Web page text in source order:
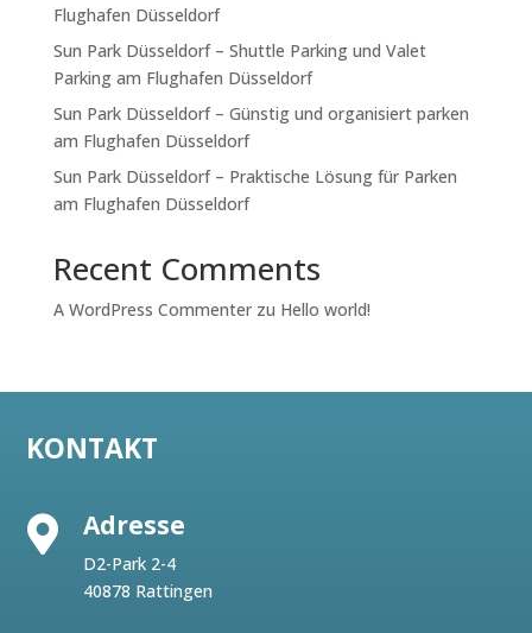
Flughafen Düsseldorf
Sun Park Düsseldorf – Shuttle Parking und Valet
Parking am Flughafen Düsseldorf
Sun Park Düsseldorf – Günstig und organisiert parken
am Flughafen Düsseldorf
Sun Park Düsseldorf – Praktische Lösung für Parken
am Flughafen Düsseldorf
Recent Comments
A WordPress Commenterzu Hello world!
KONTAKT
 Adresse
D2-Park 2-4
40878 Rattingen